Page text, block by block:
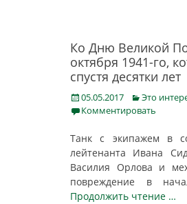
Ко Дню Великой
октября 1941-го,
спустя десятки лет
Posted
on
05.05.2017 Categories
Это
Комментировать
Танк с экипажем в
лейтенанта Ивана
Василия Орлова и
повреждение в
Продолжить чтение …